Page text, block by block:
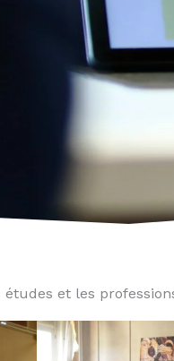
et les